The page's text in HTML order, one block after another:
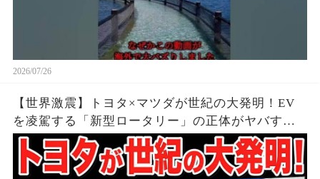
2026/07/26
【世界激震】トヨタ×マツダが世紀の大発明！EV
を凌駕する「新型ロータリー」の正体がヤバすぎ
る…